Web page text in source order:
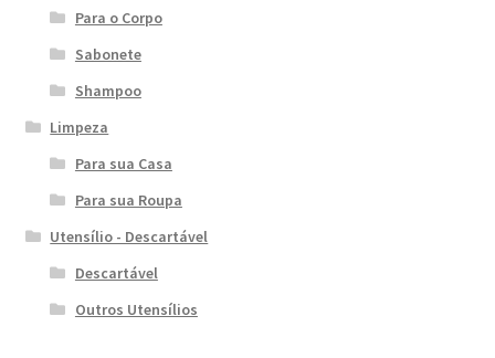
Para o Corpo
Sabonete
Shampoo
Limpeza
Para sua Casa
Para sua Roupa
Utensílio - Descartável
Descartável
Outros Utensílios